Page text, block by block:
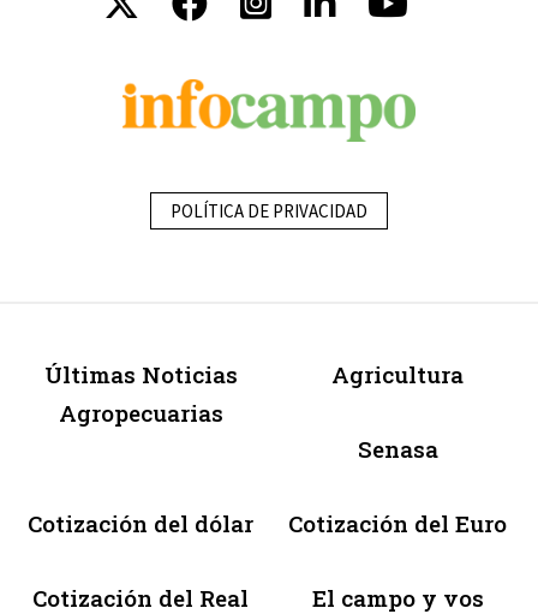
POLÍTICA DE PRIVACIDAD
Últimas Noticias
Agropecuarias
Agricultura
Senasa
Cotización del dólar Cotización del Euro
Cotización del Real El campo y vos